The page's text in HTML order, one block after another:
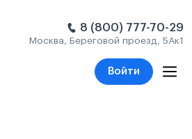
8 (800) 777-70-29
Москва, Береговой проезд, 5Ак1
Войти